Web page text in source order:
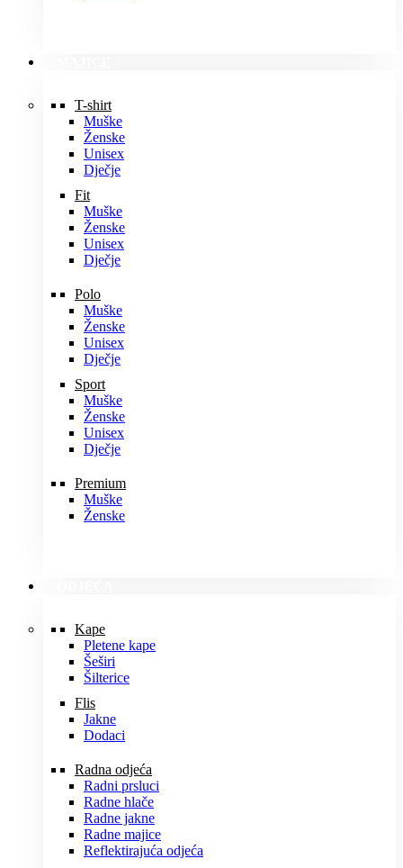
T-shirt
Muške
Ženske
Unisex
Dječje
Fit
Muške
Ženske
Unisex
Dječje
Polo
Muške
Ženske
Unisex
Dječje
Sport
Muške
Ženske
Unisex
Dječje
Premium
Muške
Ženske
Kape
Pletene kape
Šeširi
Šilterice
Flis
Jakne
Dodaci
Radna odjeća
Radni prsluci
Radne hlače
Radne jakne
Radne majice
Reflektirajuća odjeća